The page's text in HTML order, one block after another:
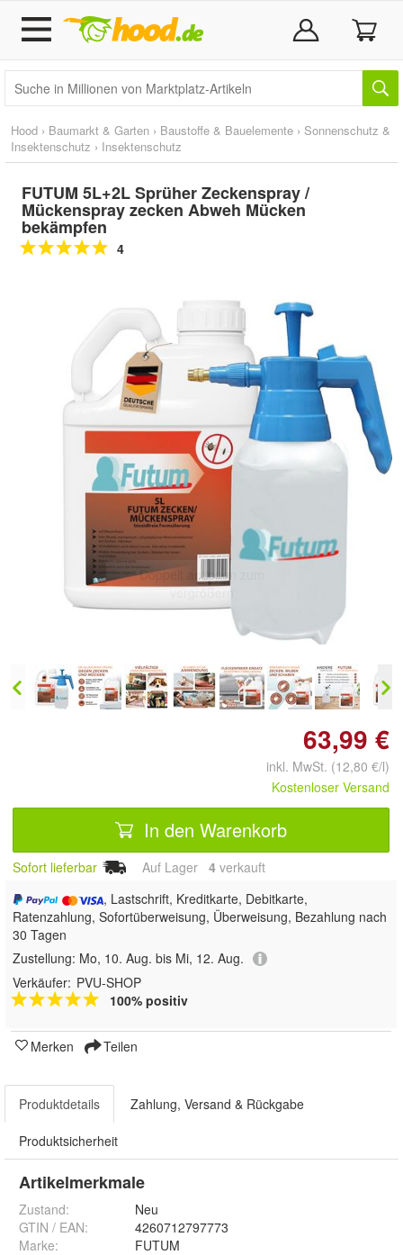
Hood › Baumarkt & Garten › Baustoffe & Bauelemente › Sonnenschutz &
Insektenschutz › Insektenschutz
FUTUM 5L+2L Sprüher Zeckenspray /
Mückenspray zecken Abweh Mücken
bekämpfen
4
Doppelt antippen zum
vergrößern
63,99 €
inkl. MwSt. (12,80 €/l)
Kostenloser Versand
In den Warenkorb
Sofort lieferbar Auf Lager 4 verkauft
, Lastschrift, Kreditkarte, Debitkarte,
Ratenzahlung, Sofortüberweisung, Überweisung, Bezahlung nach
30 Tagen
Zustellung: Mo, 10. Aug. bis Mi, 12. Aug.
Verkäufer: PVU-SHOP
100% positiv
Merken Teilen
Produktdetails Zahlung, Versand & Rückgabe
Produktsicherheit
Artikelmerkmale
Zustand:
Neu
GTIN / EAN:
4260712797773
Marke:
FUTUM